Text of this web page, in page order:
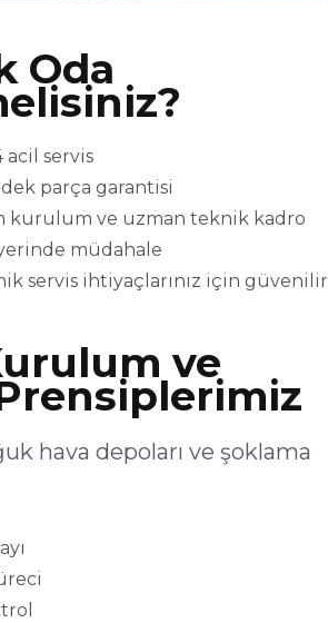
Oda
servis
parça garantisi
kurulum ve uzman teknik kadro
müdahale
servis ihtiyaçlarınız için güvenilir
ve
hava depoları ve şoklama